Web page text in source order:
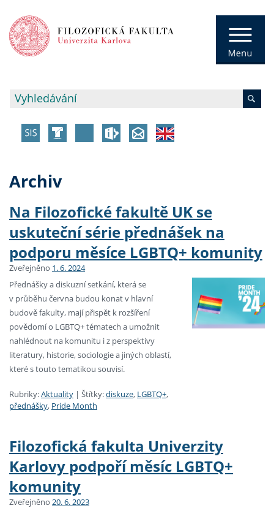
Archiv
Na Filozofické fakultě UK se
uskuteční série přednášek na
podporu měsíce LGBTQ+ komunity
Zveřejněno 1. 6. 2024
Přednášky a diskuzní setkání, která se
v průběhu června budou konat v hlavní
budově fakulty, mají přispět k rozšíření
povědomí o LGBTQ+ tématech a umožnit
nahlédnout na komunitu i z perspektivy
literatury, historie, sociologie a jiných oblastí,
které s touto tematikou souvisí.
Rubriky:Aktuality | Štítky:diskuze, LGBTQ+,
přednášky, Pride Month
Filozofická fakulta Univerzity
Karlovy podpoří měsíc LGBTQ+
komunity
Zveřejněno 20. 6. 2023